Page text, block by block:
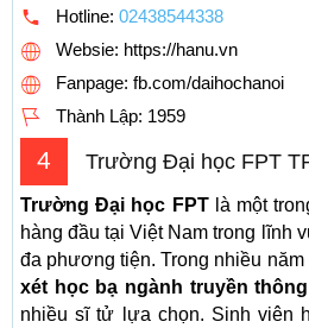
Hotline: 02438544338
Websie: https://hanu.vn
Fanpage: fb.com/daihochanoi
Thành Lập: 1959
4 Trường Đại học FPT
Trường Đại học FPTlà một
hàng đầu tại Việt Nam trong lĩnh
đa phương tiện. Trong nhiều năm
xét học bạ ngành truyền
nhiều sĩ tử lựa chọn. Sinh viên